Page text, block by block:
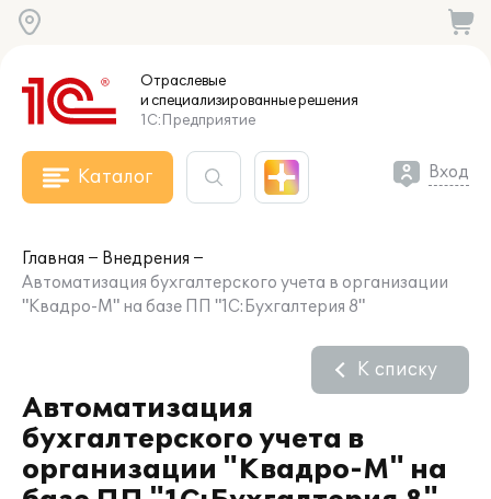
Отраслевые
и специализированныерешения
1С:Предприятие
Каталог Вход
Главная
Внедрения
Автоматизация бухгалтерского учета в организации
"Квадро-М" на базе ПП "1C:Бухгалтерия 8"
Автоматизация
бухгалтерского учета в
организации "Квадро-М" на
К списку